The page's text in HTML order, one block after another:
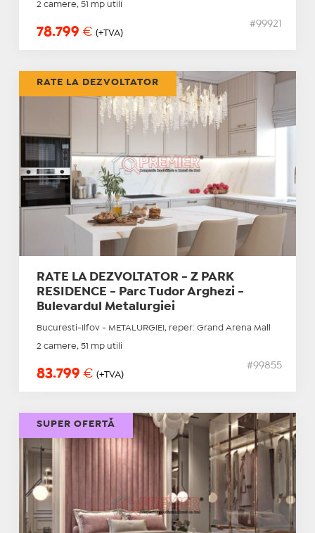
2 camere, 51 mp utili
78.799 € (+TVA)
#99921
RATE LA DEZVOLTATOR - Z PARK
RESIDENCE - Parc Tudor Arghezi -
Bulevardul Metalurgiei
Bucuresti-Ilfov - METALURGIEI, reper: Grand Arena Mall
2 camere, 51 mp utili
83.799 € (+TVA)
#99855
RATE LA DEZVOLTATOR
SUPER OFERTĂ